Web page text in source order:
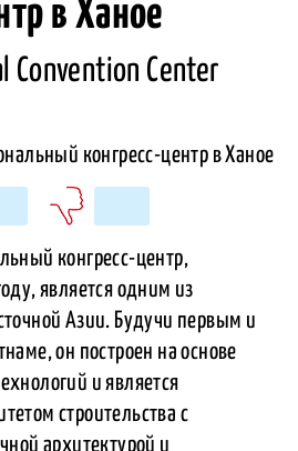
в Ханое
Convention Center
конгресс-центр,
является одним из
Азии. Будучи первым и
он построен на основе
и является
строительства с
архитектурой и